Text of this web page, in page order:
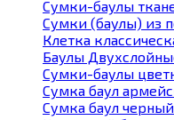
Сумки-баулы
Сумки (баулы) из
Клетка
Баулы
Сумки-баулы
Сумка баул
Сумка баул черный